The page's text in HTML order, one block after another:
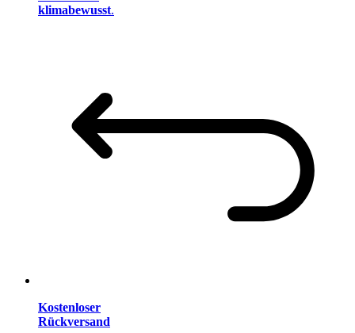
klimabewusst.
Kostenloser
Rückversand